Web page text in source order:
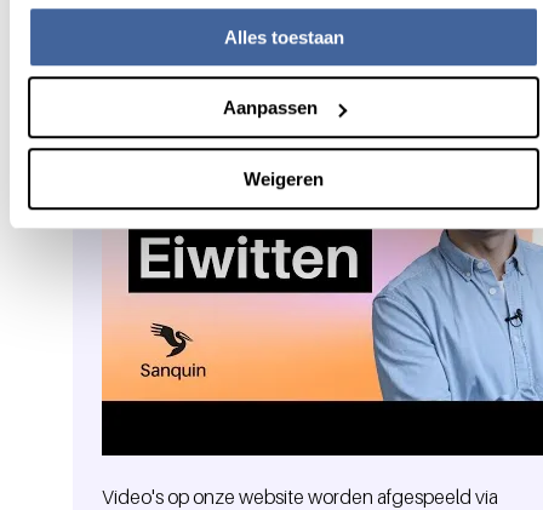
Alles toestaan
Aanpassen
Weigeren
Video's op onze website worden afgespeeld via